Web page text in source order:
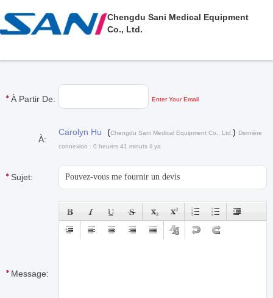
Chengdu Sani Medical Equipment
Co., Ltd.
À Partir De: Enter Your Email
À:
Carolyn Hu (Chengdu Sani Medical Equipment Co., Ltd. ) Dernière
connexion : 0 heures 41 minuts Il ya
Sujet:
Message: